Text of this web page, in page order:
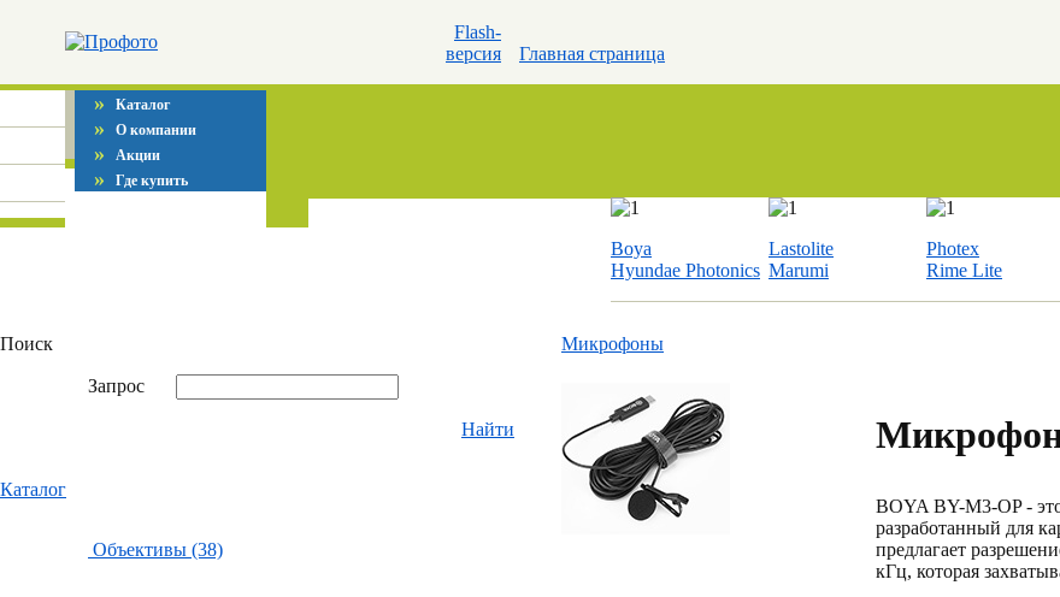
Flash-
версия
Главная страница
» Каталог
» О компании
» Акции
» Где купить
Boya
Hyundae Photonics
Lastolite
Marumi
Photex
Rime Lite
Поиск
Запрос
Найти
Каталог
Объективы (38)
Микрофоны
BOYA BY-M3-OP -
разработанный для
предлагает
кГц, которая